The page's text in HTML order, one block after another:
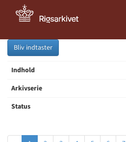
Bliv indtaster
Indhold
Arkivserie
Status